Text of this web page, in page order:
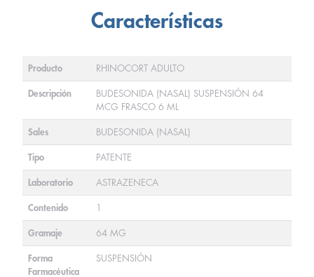
Características
Producto RHINOCORT ADULTO
Descripción
BUDESONIDA (NASAL) SUSPENSIÓN 64
MCG FRASCO 6 ML
Sales BUDESONIDA (NASAL)
Tipo PATENTE
Laboratorio ASTRAZENECA
Contenido 1
Gramaje 64 MG
Forma
Farmacéutica
SUSPENSIÓN